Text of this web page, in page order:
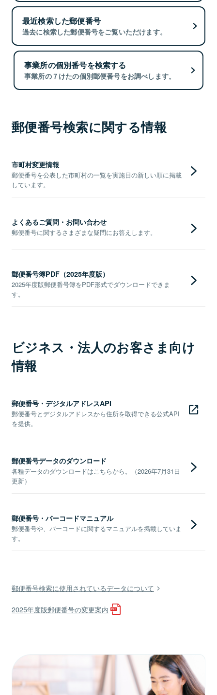
最近検索した郵便番号
過去に検索した郵便番号をご覧いただけます。
事業所の個別番号を検索する
事業所の７けたの個別郵便番号をお調べします。
郵便番号検索に関する情報
市町村変更情報
郵便番号を公表した市町村の一覧を実施日の新しい順に掲載
しています。
よくあるご質問・お問い合わせ
郵便番号に関するさまざまな疑問にお答えします。
郵便番号簿PDF（2025年度版）
2025年度版郵便番号簿をPDF形式でダウンロードできま
す。
ビジネス・法人のお客さま向け
情報
郵便番号・デジタルアドレスAPI
郵便番号とデジタルアドレスから住所を取得できる公式API
を提供。
郵便番号データのダウンロード
各種データのダウンロードはこちらから。（2026年7月31日
更新）
郵便番号・バーコードマニュアル
郵便番号や、バーコードに関するマニュアルを掲載していま
す。
郵便番号検索に使用されているデータについて
2025年度版郵便番号の変更案内